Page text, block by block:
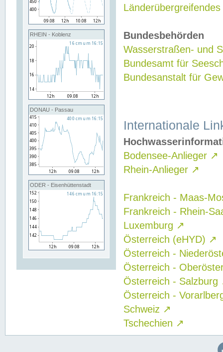
RHEIN - Koblenz
DONAU - Passau
ODER - Eisenhüttenstadt
Bundesbehörden
Wasserstraßen- und
Bundesamt für
Bundesanstalt für
Internationale
Bodensee-Anlieger ↗
Rhein-Anlieger ↗
Frankreich - Maas-
Frankreich - Rhein-
Luxemburg ↗
Österreich (eHYD) ↗
Österreich -
Österreich -
Österreich - Salzburg
Österreich -
Schweiz ↗
Tschechien ↗